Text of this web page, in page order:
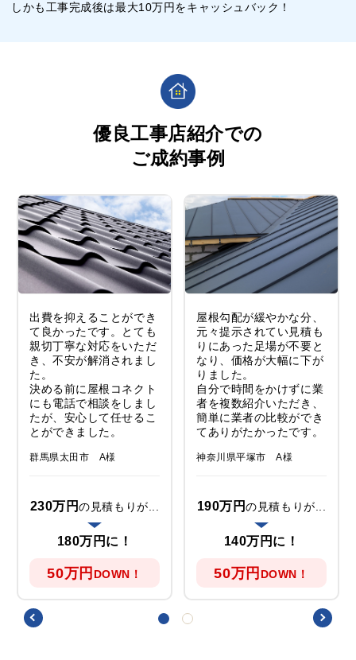
しかも工事完成後は最大10万円をキャッシュバック！
優良工事店紹介での
ご成約事例
出費を抑えることができ
て良かったです。とても
親切丁寧な対応をいただ
き、不安が解消されまし
た。
決める前に屋根コネクト
にも電話で相談をしまし
たが、安心して任せるこ
とができました。
群馬県太田市 A様
230万円の見積もりが...
180万円に！
50万円 DOWN！
屋根勾配が緩やかな分、
元々提示されてい見積も
りにあった足場が不要と
なり、価格が大幅に下が
りました。
自分で時間をかけずに業
者を複数紹介いただき、
簡単に業者の比較ができ
てありがたかったです。
神奈川県平塚市 A様
190万円の見積もりが...
140万円に！
50万円 DOWN！